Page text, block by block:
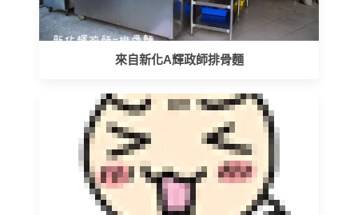
來自新化A輝政師排骨麵